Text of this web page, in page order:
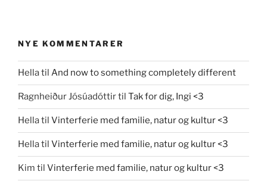
NYE KOMMENTARER
Hellatil And now to something completely different
Ragnheiður Jósúadóttirtil Tak for dig, Ingi <3
Hellatil Vinterferie med familie, natur og kultur <3
Hellatil Vinterferie med familie, natur og kultur <3
Kim til Vinterferie med familie, natur og kultur <3